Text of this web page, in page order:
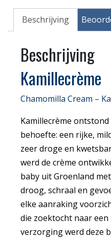
Beschrijving
Beschrijving
Kamillecrème
Chamomilla Cream –
Kamillecrème
behoefte: een rijke,
zeer droge en
werd de crème
baby uit Groenland
droog, schraal en
elke aanraking
die zoektocht naar
verzorging werd deze